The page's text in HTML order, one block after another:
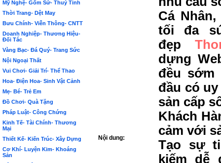
Mỹ Nghệ- Gốm Sứ- Thuỷ Tinh
Thời Trang- Dệt May
Bưu Chính- Viễn Thông- CNTT
Doanh Nghiệp- Thương Hiệu-
Đối Tác
Vàng Bạc- Đá Quý- Trang Sức
Nội Ngoại Thất
Vui Chơi- Giải Trí- Thể Thao
Hoa- Điện Hoa- Sinh Vật Cảnh
Mẹ- Bé- Trẻ Em
Đồ Chơi- Quà Tặng
Pháp Luật- Công Chứng
Kinh Tế- Tài Chính- Thương
Mại
Thiết Kế- Kiến Trúc- Xây Dựng
Cơ Khí- Luyện Kim- Khoáng
Sản
Nội dung:
Cá
tối đa
đẹp
dựng
đều sớm
đầu có
sản cấp
Khách
cảm với
Tạo sự
kiếm dễ